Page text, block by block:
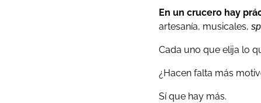
En un crucero hay
artesanía, musicales,
Cada uno que elija lo
¿Hacen falta más
Sí que hay más.